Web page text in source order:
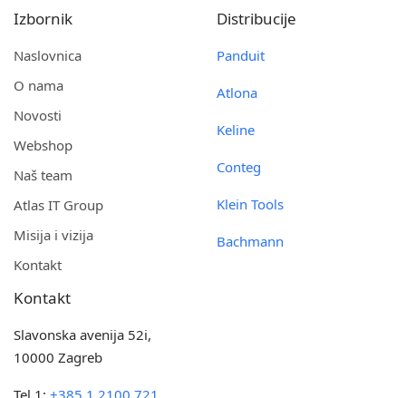
Izbornik
Naslovnica
O nama
Novosti
Webshop
Naš team
Atlas IT Group
Misija i vizija
Kontakt
Distribucije
Panduit
Atlona
Keline
Conteg
Klein Tools
Bachmann
Kontakt
Slavonska avenija 52i,
10000 Zagreb
Tel.1:+385 1 2100 721